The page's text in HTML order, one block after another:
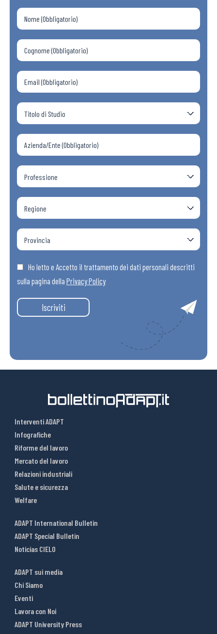
Ho letto e Accetto il trattamento dei dati personali descritti
sulla pagina della Privacy Policy
Iscriviti
Interventi ADAPT
Infografiche
Riforme del lavoro
Mercato del lavoro
Relazioni industriali
Salute e sicurezza
Welfare
ADAPT International Bulletin
ADAPT Special Bulletin
Noticias CIELO
ADAPT sui media
Chi Siamo
Eventi
Lavora con Noi
ADAPT University Press